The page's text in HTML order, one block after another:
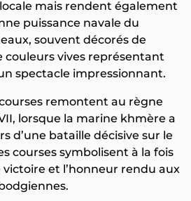
mais rendent également
puissance navale du
souvent décorés de
couleurs vives représentant
spectacle impressionnant.
remontent au règne
lorsque la marine khmère a
d’une bataille décisive sur le
courses symbolisent à la fois
et l’honneur rendu aux